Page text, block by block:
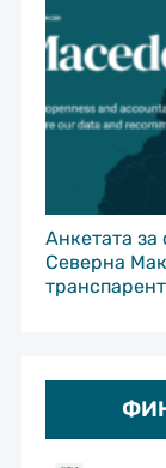
Анкетата за
Северна